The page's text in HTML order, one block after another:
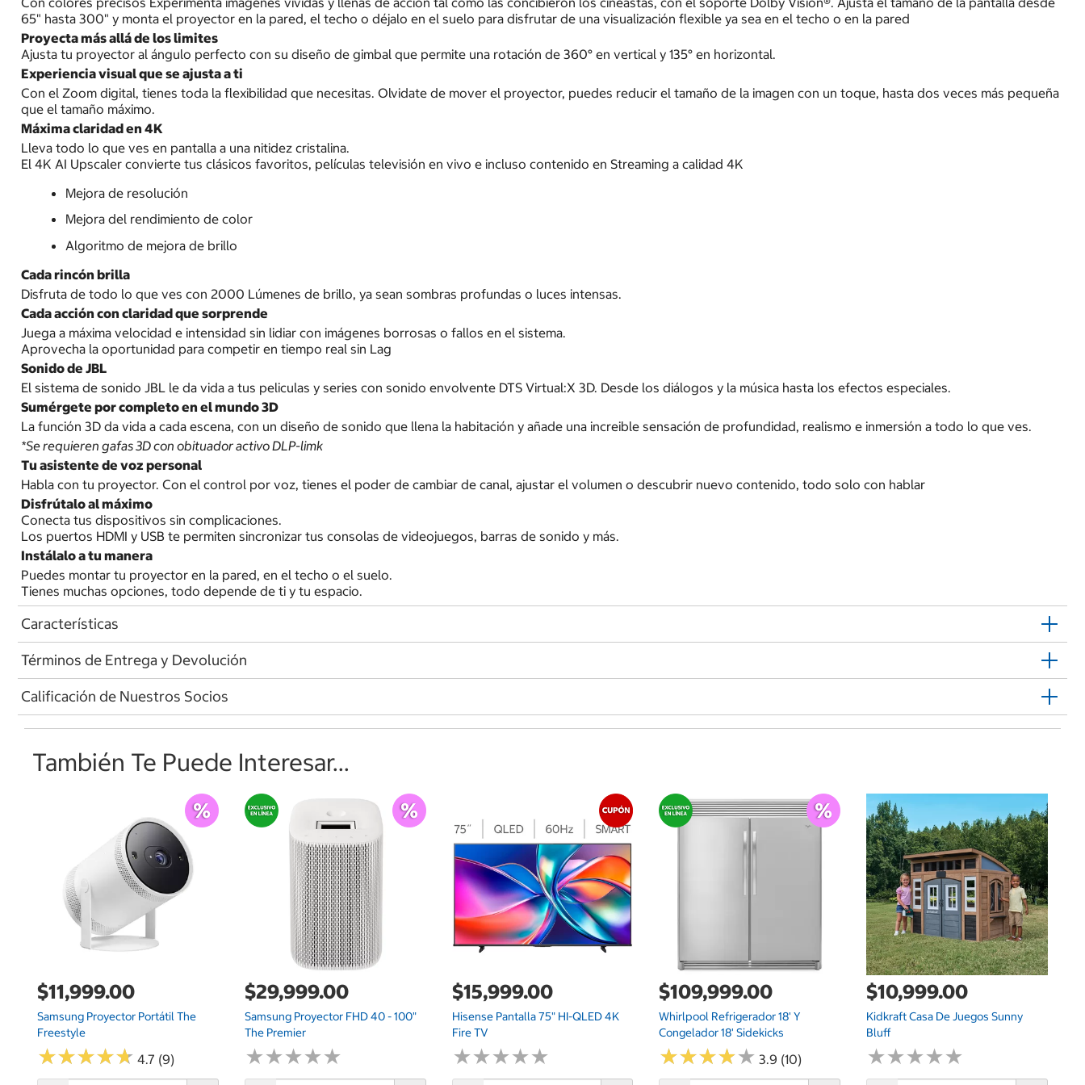
65" hasta 300" y monta el proyector en la pared, el techo o déjalo en el suelo para disfrutar de una visualización flexible ya sea en el techo o en la pared
Proyecta más allá de los limites
Ajusta tu proyector al ángulo perfecto con su diseño de gimbal que permite una rotación de 360° en vertical y 135° en horizontal.
Experiencia visual que se ajusta a ti
Con el Zoom digital, tienes toda la flexibilidad que necesitas. Olvidate de mover el proyector, puedes reducir el tamaño de la imagen con un toque, hasta dos veces más pequeña
que el tamaño máximo.
Máxima claridad en 4K
Lleva todo lo que ves en pantalla a una nitidez cristalina.
El 4K AI Upscaler convierte tus clásicos favoritos, películas televisión en vivo e incluso contenido en Streaming a calidad 4K
Mejora de resolución
Mejora del rendimiento de color
Algoritmo de mejora de brillo
Cada rincón brilla
Disfruta de todo lo que ves con 2000 Lúmenes de brillo, ya sean sombras profundas o luces intensas.
Cada acción con claridad que sorprende
Juega a máxima velocidad e intensidad sin lidiar con imágenes borrosas o fallos en el sistema.
Aprovecha la oportunidad para competir en tiempo real sin Lag
Sonido de JBL
El sistema de sonido JBL le da vida a tus peliculas y series con sonido envolvente DTS Virtual:X 3D. Desde los diálogos y la música hasta los efectos especiales.
Sumérgete por completo en el mundo 3D
La función 3D da vida a cada escena, con un diseño de sonido que llena la habitación y añade una increible sensación de profundidad, realismo e inmersión a todo lo que ves.
*Se requieren gafas 3D con obituador activo DLP-limk
Tu asistente de voz personal
Habla con tu proyector. Con el control por voz, tienes el poder de cambiar de canal, ajustar el volumen o descubrir nuevo contenido, todo solo con hablar
Disfrútalo al máximo
Conecta tus dispositivos sin complicaciones.
Los puertos HDMI y USB te permiten sincronizar tus consolas de videojuegos, barras de sonido y más.
Instálalo a tu manera
Puedes montar tu proyector en la pared, en el techo o el suelo.
Tienes muchas opciones, todo depende de ti y tu espacio.
Características
Términos de Entrega y Devolución
Calificación de Nuestros Socios
También Te Puede Interesar...
$11,999.00
Samsung Proyector Portátil The
Freestyle
★★★★★
★★★★★ 4.7 (9)
$29,999.00
Samsung Proyector FHD 40 - 100"
The Premier
★★★★★
★★★★★
$15,999.00
Hisense Pantalla 75" HI-QLED 4K
Fire TV
★★★★★
★★★★★
$109,999.00
Whirlpool Refrigerador 18' Y
Congelador 18' Sidekicks
★★★★★
★★★★★ 3.9 (10)
$10,999.00
Kidkraft Casa De Juegos Sunny
Bluff
★★★★★
★★★★★